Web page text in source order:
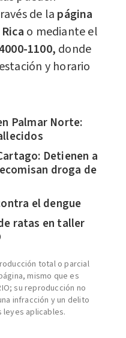
de la página
o mediante el
1100, donde
y horario
Palmar Norte:
Detienen a
droga de
el dengue
ratas en taller
total o parcial
mismo que es
su reproducción no
infracción y un delito
leyes aplicables.